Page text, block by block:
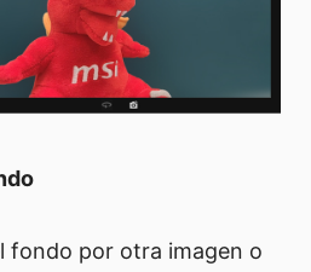
fondo por otra imagen o